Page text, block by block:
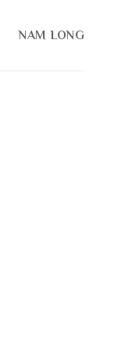
NAM LONG